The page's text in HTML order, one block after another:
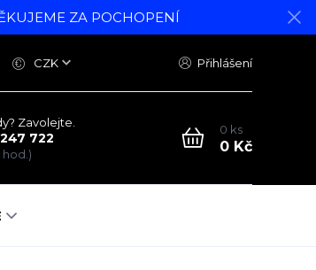
ZA POCHOPENÍ
CZK Přihlášení
Zavolejte.
722
hod.)
0 ks
0 Kč